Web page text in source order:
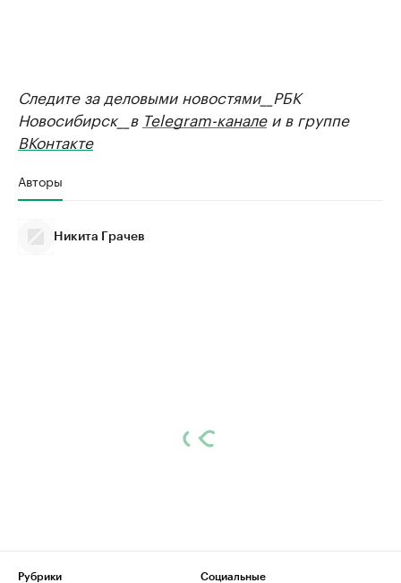
Следите за деловыми новостями__РБК
Новосибирск__в Telegram-каналеи в группе
ВКонтакте
Авторы
Никита Грачев
Рубрики
Социальные